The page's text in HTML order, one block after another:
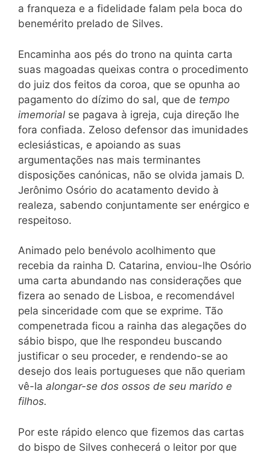
a franqueza e a fidelidade falam pela boca do
benemérito prelado de Silves.
Encaminha aos pés do trono na quinta carta
suas magoadas queixas contra o procedimento
do juiz dos feitos da coroa, que se opunha ao
pagamento do dízimo do sal, que de tempo
imemorial se pagava à igreja, cuja direção lhe
fora confiada. Zeloso defensor das imunidades
eclesiásticas, e apoiando as suas
argumentações nas mais terminantes
disposições canónicas, não se olvida jamais D.
Jerônimo Osório do acatamento devido à
realeza, sabendo conjuntamente ser enérgico e
respeitoso.
Animado pelo benévolo acolhimento que
recebia da rainha D. Catarina, enviou-lhe Osório
uma carta abundando nas considerações que
fizera ao senado de Lisboa, e recomendável
pela sinceridade com que se exprime. Tão
compenetrada ficou a rainha das alegações do
sábio bispo, que lhe respondeu buscando
justificar o seu proceder, e rendendo-se ao
desejo dos leais portugueses que não queriam
vê-la alongar-se dos ossos de seu marido e
filhos.
Por este rápido elenco que fizemos das cartas
do bispo de Silves conhecerá o leitor por que